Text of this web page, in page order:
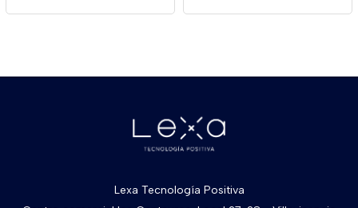
Lexa Tecnología Positiva